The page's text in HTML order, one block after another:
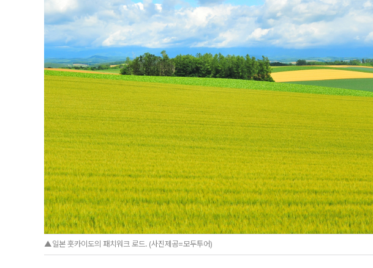
▲일본 훗카이도의 패치워크 로드. (사진제공=모두투어)